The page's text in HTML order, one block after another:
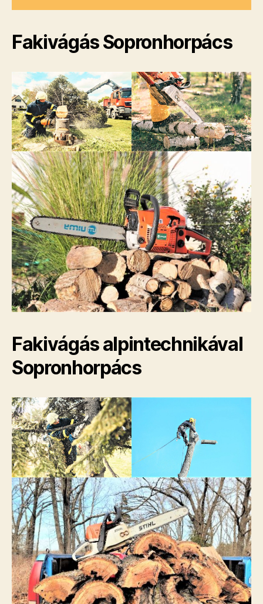
Fakivágás Sopronhorpács
Fakivágás alpintechnikával
Sopronhorpács